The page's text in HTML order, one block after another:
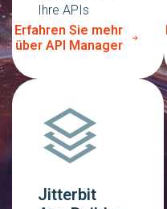
Ihre APIs
Erfahren Sie mehr
über API Manager
Jitterbit